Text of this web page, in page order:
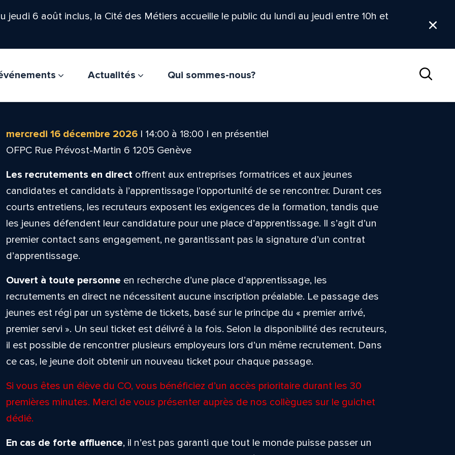
6 août inclus, la Cité des Métiers accueille le public du lundi au jeudi entre 10h et
Actualités
Qui sommes-nous?
mercredi 16 décembre 2026| 14:00 à 18:00 | en présentiel
OFPC Rue Prévost-Martin 6 1205 Genève
Les recrutements en directoffrent aux entreprises formatrices et aux jeunes
candidates et candidats à l’apprentissage l’opportunité de se rencontrer. Durant ces
courts entretiens, les recruteurs exposent les exigences de la formation, tandis que
les jeunes défendent leur candidature pour une place d’apprentissage. Il s’agit d’un
premier contact sans engagement, ne garantissant pas la signature d’un contrat
d’apprentissage.
Ouvert à toute personne en recherche d’une place d’apprentissage, les
recrutements en direct ne nécessitent aucune inscription préalable. Le passage des
jeunes est régi par un système de tickets, basé sur le principe du « premier arrivé,
premier servi ». Un seul ticket est délivré à la fois. Selon la disponibilité des recruteurs,
il est possible de rencontrer plusieurs employeurs lors d’un même recrutement. Dans
ce cas, le jeune doit obtenir un nouveau ticket pour chaque passage.
Si vous êtes un élève du CO, vous bénéficiez d’un accès prioritaire durant les 30
premières minutes. Merci de vous présenter auprès de nos collègues sur le guichet
dédié.
En cas de forte affluence, il n’est pas garanti que tout le monde puisse passer un